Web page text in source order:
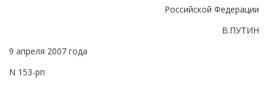
Российской Федерации
В.ПУТИН
9 апреля 2007 года
N 153-рп